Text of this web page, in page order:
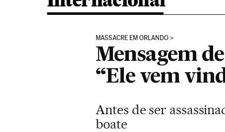
MASSACRE EM ORLANDO
Mensagem
“Ele vem
Antes de ser
boate